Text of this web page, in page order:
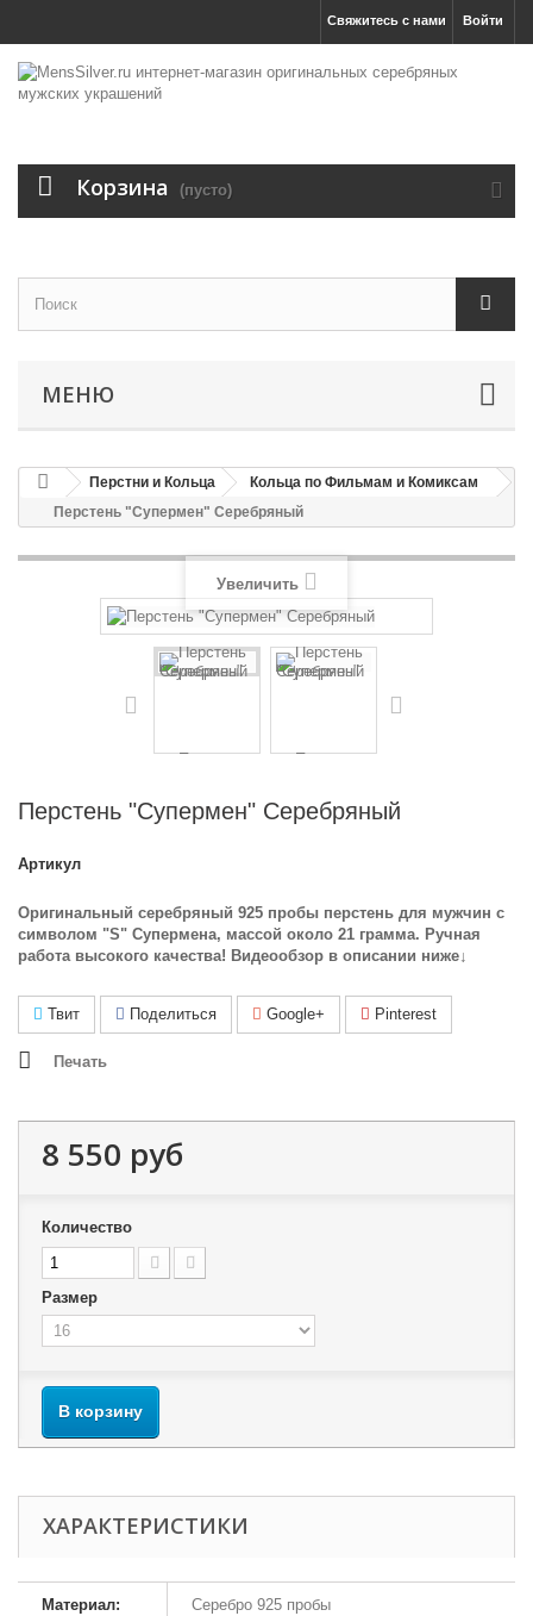
Войти
Свяжитесь с нами
Корзина (пусто)
МЕНЮ
Перстни и Кольца
Кольца по Фильмам и Комиксам
Перстень "Супермен" Серебряный
Увеличить
Перстень "Супермен" Серебряный
Артикул
Оригинальный серебряный 925 пробы перстень для мужчин с
символом "S" Супермена, массой около 21 грамма. Ручная
работа высокого качества! Видеообзор в описании ниже↓
Твит Поделиться Google+ Pinterest
Печать
8 550 руб
Количество
Размер
В корзину
ХАРАКТЕРИСТИКИ
Материал: Серебро 925 пробы